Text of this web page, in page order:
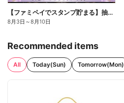
【ファミペイでスタンプ貯まる】抽選でペアチケットが当たる!
8月3日 ～8月10日
Recommended items
All Today(Sun) Tomorrow(Mon)